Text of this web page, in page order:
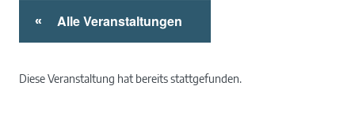
« Alle Veranstaltungen
Diese Veranstaltung hat bereits stattgefunden.